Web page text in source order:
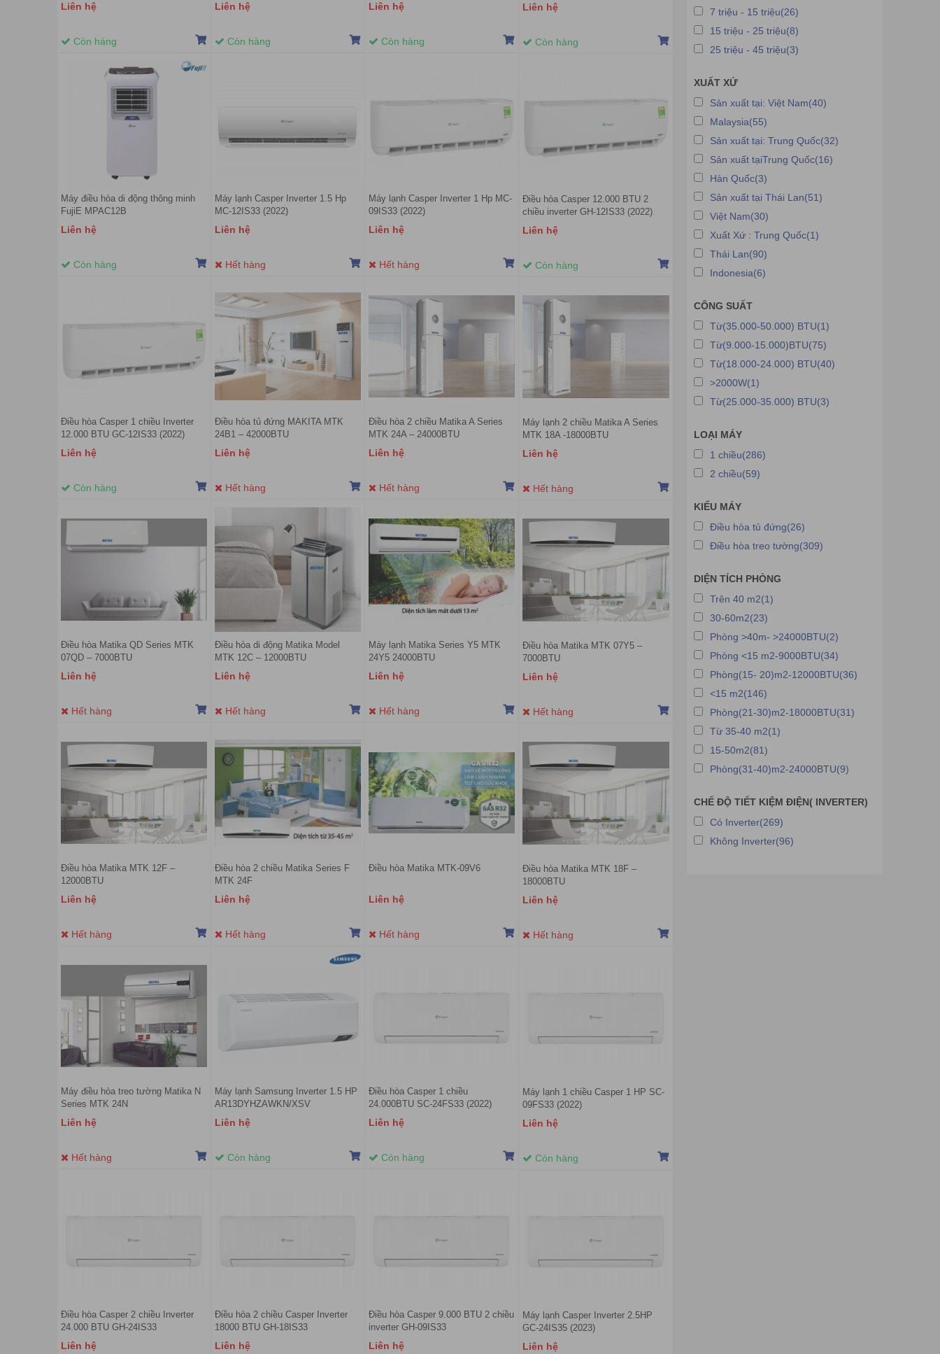
Liên hệ
Còn hàng
Liên hệ
Còn hàng
Liên hệ
Còn hàng
Liên hệ
Còn hàng
Máy điều hòa di động thông minh
FujiE MPAC12B
Liên hệ
Còn hàng
Máy lạnh Casper Inverter 1.5 Hp
MC-12IS33 (2022)
Liên hệ
Hết hàng
Máy lạnh Casper Inverter 1 Hp MC-
09IS33 (2022)
Liên hệ
Hết hàng
Điều hòa Casper 12.000 BTU 2
chiều inverter GH-12IS33 (2022)
Liên hệ
Còn hàng
Điều hòa Casper 1 chiều Inverter
12.000 BTU GC-12IS33 (2022)
Liên hệ
Còn hàng
Điều hòa tủ đứng MAKITA MTK
24B1 – 42000BTU
Liên hệ
Hết hàng
Điều hòa 2 chiều Matika A Series
MTK 24A – 24000BTU
Liên hệ
Hết hàng
Máy lạnh 2 chiều Matika A Series
MTK 18A -18000BTU
Liên hệ
Hết hàng
Điều hòa Matika QD Series MTK
07QD – 7000BTU
Liên hệ
Hết hàng
Điều hòa di động Matika Model
MTK 12C – 12000BTU
Liên hệ
Hết hàng
Máy lạnh Matika Series Y5 MTK
24Y5 24000BTU
Liên hệ
Hết hàng
Điều hòa Matika MTK 07Y5 –
7000BTU
Liên hệ
Hết hàng
Điều hòa Matika MTK 12F –
12000BTU
Liên hệ
Hết hàng
Điều hòa 2 chiều Matika Series F
MTK 24F
Liên hệ
Hết hàng
Điều hòa Matika MTK-09V6
Liên hệ
Hết hàng
Điều hòa Matika MTK 18F –
18000BTU
Liên hệ
Hết hàng
Máy điều hòa treo tường Matika N
Series MTK 24N
Liên hệ
Hết hàng
Máy lạnh Samsung Inverter 1.5 HP
AR13DYHZAWKN/XSV
Liên hệ
Còn hàng
Điều hòa Casper 1 chiều
24.000BTU SC-24FS33 (2022)
Liên hệ
Còn hàng
Máy lạnh 1 chiều Casper 1 HP SC-
09FS33 (2022)
Liên hệ
Còn hàng
Điều hòa Casper 2 chiều Inverter
24.000 BTU GH-24IS33
Liên hệ
Điều hòa 2 chiều Casper Inverter
18000 BTU GH-18IS33
Liên hệ
Điều hòa Casper 9.000 BTU 2 chiều
inverter GH-09IS33
Liên hệ
Máy lạnh Casper Inverter 2.5HP
GC-24IS35 (2023)
Liên hệ
7 triệu - 15 triệu(26)
15 triệu - 25 triệu(8)
25 triệu - 45 triệu(3)
XUẤT XỨ
Sản xuất tại: Việt Nam(40)
Malaysia(55)
Sản xuất tại: Trung Quốc(32)
Sản xuất tạiTrung Quốc(16)
Hàn Quốc(3)
Sản xuất tại Thái Lan(51)
Việt Nam(30)
Xuất Xứ : Trung Quốc(1)
Thái Lan(90)
Indonesia(6)
CÔNG SUẤT
Từ(35.000-50.000) BTU(1)
Từ(9.000-15.000)BTU(75)
Từ(18.000-24.000) BTU(40)
>2000W(1)
Từ(25.000-35.000) BTU(3)
LOẠI MÁY
1 chiều(286)
2 chiều(59)
KIỂU MÁY
Điều hòa tủ đứng(26)
Điều hòa treo tường(309)
DIỆN TÍCH PHÒNG
Trên 40 m2(1)
30-60m2(23)
Phòng >40m- >24000BTU(2)
Phòng <15 m2-9000BTU(34)
Phòng(15- 20)m2-12000BTU(36)
<15 m2(146)
Phòng(21-30)m2-18000BTU(31)
Từ 35-40 m2(1)
15-50m2(81)
Phòng(31-40)m2-24000BTU(9)
CHẾ ĐỘ TIẾT KIỆM ĐIỆN( INVERTER)
Có Inverter(269)
Không Inverter(96)